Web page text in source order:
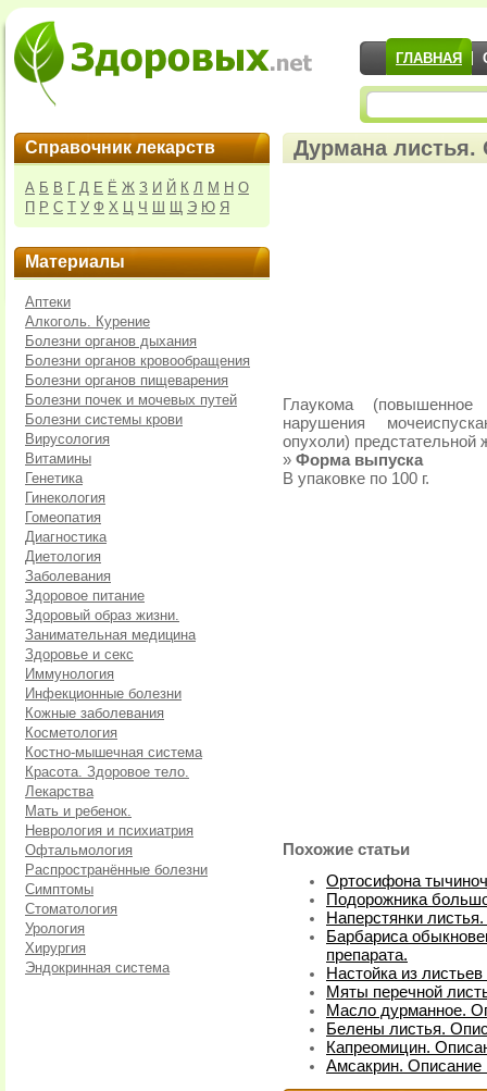
ГЛАВНАЯ
Справочник лекарств
А Б В Г Д Е Ё Ж З И Й К Л М Н О
П Р С Т У Ф Х Ц Ч Ш Щ Э Ю Я
Материалы
Аптеки
Алкоголь. Курение
Болезни органов дыхания
Болезни органов кровообращения
Болезни органов пищеварения
Болезни почек и мочевых путей
Болезни системы крови
Вирусология
Витамины
Генетика
Гинекология
Гомеопатия
Диагностика
Диетология
Заболевания
Здоровое питание
Здоровый образ жизни.
Занимательная медицина
Здоровье и секс
Иммунология
Инфекционные болезни
Кожные заболевания
Косметология
Костно-мышечная система
Красота. Здоровое тело.
Лекарства
Мать и ребенок.
Неврология и психиатрия
Офтальмология
Распространённые болезни
Симптомы
Стоматология
Урология
Хирургия
Эндокринная система
Дурмана листья.
Глаукома (повышенное
нарушения
опухоли) предстательной
» Форма выпуска
В упаковке по 100 г.
Похожие статьи
Ортосифона
Подорожника
Наперстянки
Барбариса
препарата.
Настойка из
Мяты перечной
Масло дурманное.
Белены листья.
Капреомицин.
Амсакрин. Описание